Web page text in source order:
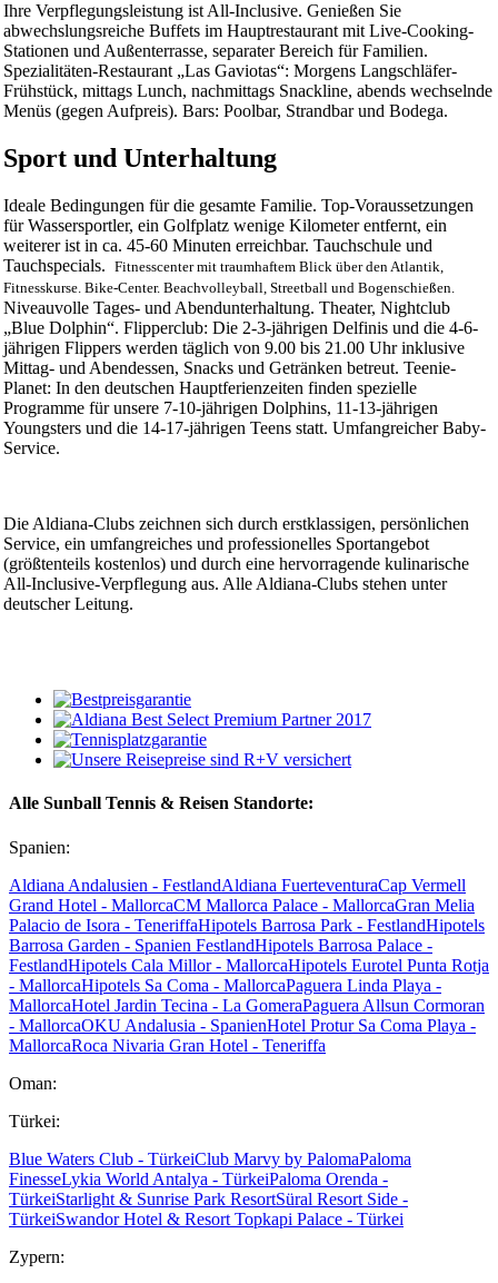
Ihre Verpflegungsleistung ist All-Inclusive. Genießen Sie
abwechslungsreiche Buffets im Hauptrestaurant mit Live-Cooking-
Stationen und Außenterrasse, separater Bereich für Familien.
Spezialitäten-Restaurant „Las Gaviotas“: Morgens Langschläfer-
Frühstück, mittags Lunch, nachmittags Snackline, abends wechselnde
Menüs (gegen Aufpreis). Bars: Poolbar, Strandbar und Bodega.
Sport und Unterhaltung
Ideale Bedingungen für die gesamte Familie. Top-Voraussetzungen
für Wassersportler, ein Golfplatz wenige Kilometer entfernt, ein
weiterer ist in ca. 45-60 Minuten erreichbar. Tauchschule und
Tauchspecials. Fitnesscenter mit traumhaftem Blick über den Atlantik,
Fitnesskurse. Bike-Center. Beachvolleyball, Streetball und Bogenschießen.
Niveauvolle Tages- und Abendunterhaltung. Theater, Nightclub
„Blue Dolphin“. Flipperclub: Die 2-3-jährigen Delfinis und die 4-6-
jährigen Flippers werden täglich von 9.00 bis 21.00 Uhr inklusive
Mittag- und Abendessen, Snacks und Getränken betreut. Teenie-
Planet: In den deutschen Hauptferienzeiten finden spezielle
Programme für unsere 7-10-jährigen Dolphins, 11-13-jährigen
Youngsters und die 14-17-jährigen Teens statt. Umfangreicher Baby-
Service.
Die Aldiana-Clubs zeichnen sich durch erstklassigen, persönlichen
Service, ein umfangreiches und professionelles Sportangebot
(größtenteils kostenlos) und durch eine hervorragende kulinarische
All-Inclusive-Verpflegung aus. Alle Aldiana-Clubs stehen unter
deutscher Leitung.
Alle Sunball Tennis & Reisen Standorte:
Spanien:
Aldiana Andalusien - FestlandAldiana FuerteventuraCap Vermell
Grand Hotel - MallorcaCM Mallorca Palace - MallorcaGran Melia
Palacio de Isora - TeneriffaHipotels Barrosa Park - FestlandHipotels
Barrosa Garden - Spanien FestlandHipotels Barrosa Palace -
FestlandHipotels Cala Millor - MallorcaHipotels Eurotel Punta Rotja
- MallorcaHipotels Sa Coma - MallorcaPaguera Linda Playa -
MallorcaHotel Jardin Tecina - La GomeraPaguera Allsun Cormoran
- MallorcaOKU Andalusia - SpanienHotel Protur Sa Coma Playa -
MallorcaRoca Nivaria Gran Hotel - Teneriffa
Oman:
Türkei:
Blue Waters Club - TürkeiClub Marvy by PalomaPaloma
FinesseLykia World Antalya - TürkeiPaloma Orenda -
TürkeiStarlight & Sunrise Park ResortSüral Resort Side -
TürkeiSwandor Hotel & Resort Topkapi Palace - Türkei
Zypern: